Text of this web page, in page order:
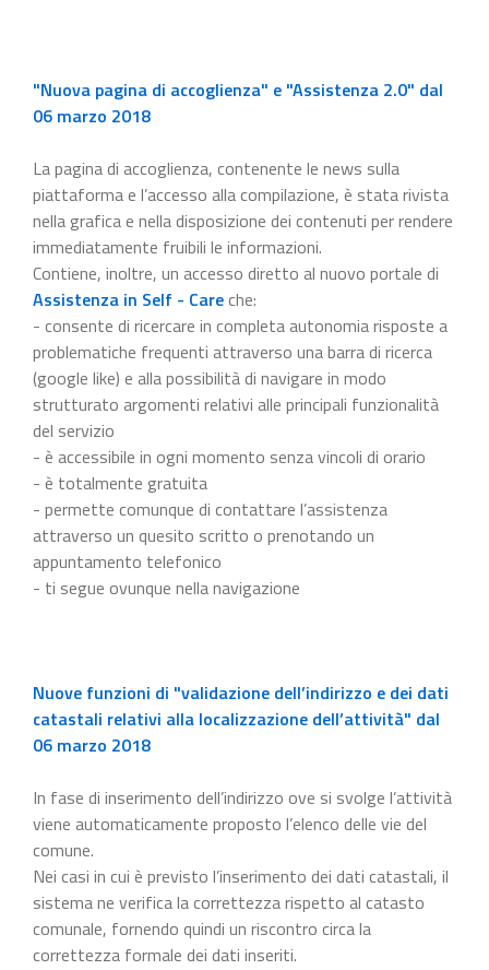
"Nuova pagina di accoglienza" e "Assistenza 2.0" dal
06 marzo 2018
La pagina di accoglienza, contenente le news sulla
piattaforma e l’accesso alla compilazione, è stata rivista
nella grafica e nella disposizione dei contenuti per rendere
immediatamente fruibili le informazioni.
Contiene, inoltre, un accesso diretto al nuovo portale di
Assistenza in Self - Careche:
- consente di ricercare in completa autonomia risposte a
problematiche frequenti attraverso una barra di ricerca
(google like) e alla possibilità di navigare in modo
strutturato argomenti relativi alle principali funzionalità
del servizio
- è accessibile in ogni momento senza vincoli di orario
- è totalmente gratuita
- permette comunque di contattare l’assistenza
attraverso un quesito scritto o prenotando un
appuntamento telefonico
- ti segue ovunque nella navigazione
Nuove funzioni di "validazione dell’indirizzo e dei dati
catastali relativi alla localizzazione dell’attività" dal
06 marzo 2018
In fase di inserimento dell’indirizzo ove si svolge l’attività
viene automaticamente proposto l’elenco delle vie del
comune.
Nei casi in cui è previsto l’inserimento dei dati catastali, il
sistema ne verifica la correttezza rispetto al catasto
comunale, fornendo quindi un riscontro circa la
correttezza formale dei dati inseriti.